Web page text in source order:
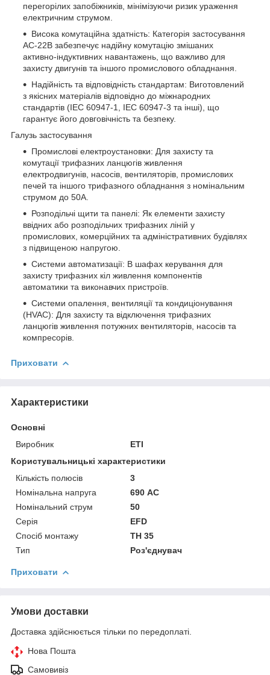
перегорілих запобіжників, мінімізуючи ризик ураження
електричним струмом.
Висока комутаційна здатність: Категорія застосування
AC-22B забезпечує надійну комутацію змішаних
активно-індуктивних навантажень, що важливо для
захисту двигунів та іншого промислового обладнання.
Надійність та відповідність стандартам: Виготовлений
з якісних матеріалів відповідно до міжнародних
стандартів (IEC 60947-1, IEC 60947-3 та інші), що
гарантує його довговічність та безпеку.
Галузь застосування
Промислові електроустановки: Для захисту та
комутації трифазних ланцюгів живлення
електродвигунів, насосів, вентиляторів, промислових
печей та іншого трифазного обладнання з номінальним
струмом до 50А.
Розподільчі щити та панелі: Як елементи захисту
ввідних або розподільчих трифазних ліній у
промислових, комерційних та адміністративних будівлях
з підвищеною напругою.
Системи автоматизації: В шафах керування для
захисту трифазних кіл живлення компонентів
автоматики та виконавчих пристроїв.
Системи опалення, вентиляції та кондиціонування
(HVAC): Для захисту та відключення трифазних
ланцюгів живлення потужних вентиляторів, насосів та
компресорів.
Приховати
Характеристики
Основні
Виробник
ETI
Користувальницькі характеристики
Кількість полюсів
3
Номінальна напруга
690 АС
Номінальний струм
50
Серія
EFD
Спосіб монтажу
ТН 35
Тип
Роз'єднувач
Приховати
Умови доставки
Доставка здійснюється тільки по передоплаті.
Нова Пошта
Самовивіз